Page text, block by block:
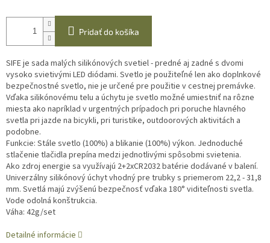
Pridať do košíka
SIFE je sada malých silikónových svetiel - predné aj zadné s dvomi
vysoko svietivými LED diódami. Svetlo je použiteľné len ako doplnkové
bezpečnostné svetlo, nie je určené pre použitie v cestnej premávke.
Vďaka silikónovému telu a úchytu je svetlo možné umiestniť na rôzne
miesta ako napríklad v urgentných prípadoch pri poruche hlavného
svetla pri jazde na bicykli, pri turistike, outdoorových aktivitách a
podobne.
Funkcie: Stále svetlo (100%) a blikanie (100%) výkon. Jednoduché
stlačenie tlačidla prepína medzi jednotlivými spôsobmi svietenia.
Ako zdroj energie sa využívajú 2+2xCR2032 batérie dodávané v balení.
Univerzálny silikónový úchyt vhodný pre trubky s priemerom 22,2 - 31,8
mm. Svetlá majú zvýšenú bezpečnosť vďaka 180° viditeľnosti svetla.
Vode odolná konštrukcia.
Váha: 42g/set
Detailné informácie